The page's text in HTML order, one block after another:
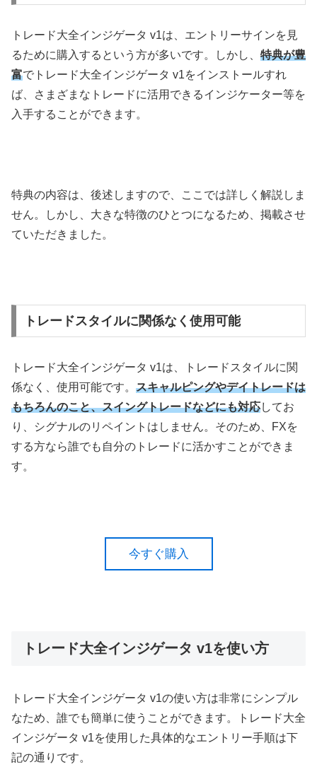
トレード大全インジゲータ v1は、エントリーサインを見
るために購入するという方が多いです。しかし、 特典が豊
富でトレード大全インジゲータ v1をインストールすれ
ば、さまざまなトレードに活用できるインジケーター等を
入手することができます。
特典の内容は、後述しますので、ここでは詳しく解説しま
せん。しかし、大きな特徴のひとつになるため、掲載させ
ていただきました。
トレードスタイルに関係なく使用可能
トレード大全インジゲータ v1は、トレードスタイルに関
係なく、使用可能です。 スキャルピングやデイトレードは
もちろんのこと、スイングトレードなどにも対応してお
り、シグナルのリペイントはしません。そのため、FXを
する方なら誰でも自分のトレードに活かすことができま
す。
今すぐ購入
トレード大全インジゲータ v1を使い方
トレード大全インジゲータ v1の使い方は非常にシンプル
なため、誰でも簡単に使うことができます。トレード大全
インジゲータ v1を使用した具体的なエントリー手順は下
記の通りです。